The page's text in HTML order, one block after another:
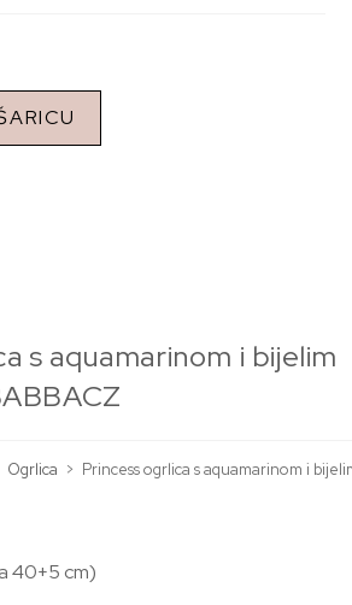
s aquamarinom i bijelim
Ogrlica > Princess ogrlica s aquamarinom i
40+5 cm)